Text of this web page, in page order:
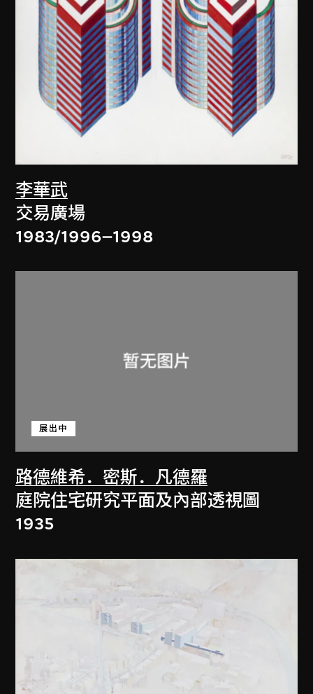
李華武
交易廣場
1983/1996–1998
路德維希．密斯．凡德羅
展出中
庭院住宅研究平面及內部透視圖
1935